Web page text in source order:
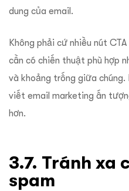
dung của email.
Không phải cứ nhiều nút
cần có chiến thuật phù hợp
và khoảng trống giữa
viết email marketing ấn
hơn.
3.7. Tránh xa
spam